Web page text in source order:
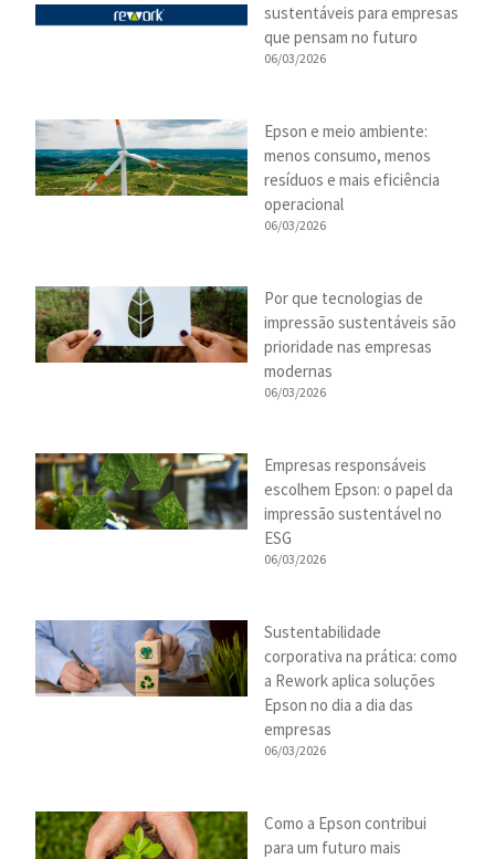
sustentáveis para empresas
que pensam no futuro
06/03/2026
Epson e meio ambiente:
menos consumo, menos
resíduos e mais eficiência
operacional
06/03/2026
Por que tecnologias de
impressão sustentáveis são
prioridade nas empresas
modernas
06/03/2026
Empresas responsáveis
escolhem Epson: o papel da
impressão sustentável no
ESG
06/03/2026
Sustentabilidade
corporativa na prática: como
a Rework aplica soluções
Epson no dia a dia das
empresas
06/03/2026
Como a Epson contribui
para um futuro mais